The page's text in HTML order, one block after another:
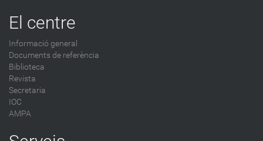
El centre
Informació general
Documents de referència
Biblioteca
Revista
Secretaria
IOC
AMPA